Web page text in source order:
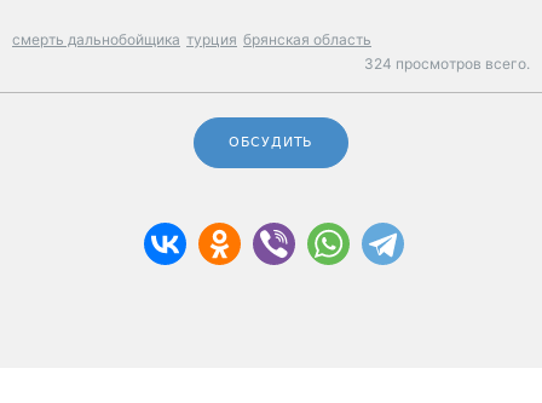
смерть дальнобойщика турция брянская область
324 просмотров всего.
ОБСУДИТЬ